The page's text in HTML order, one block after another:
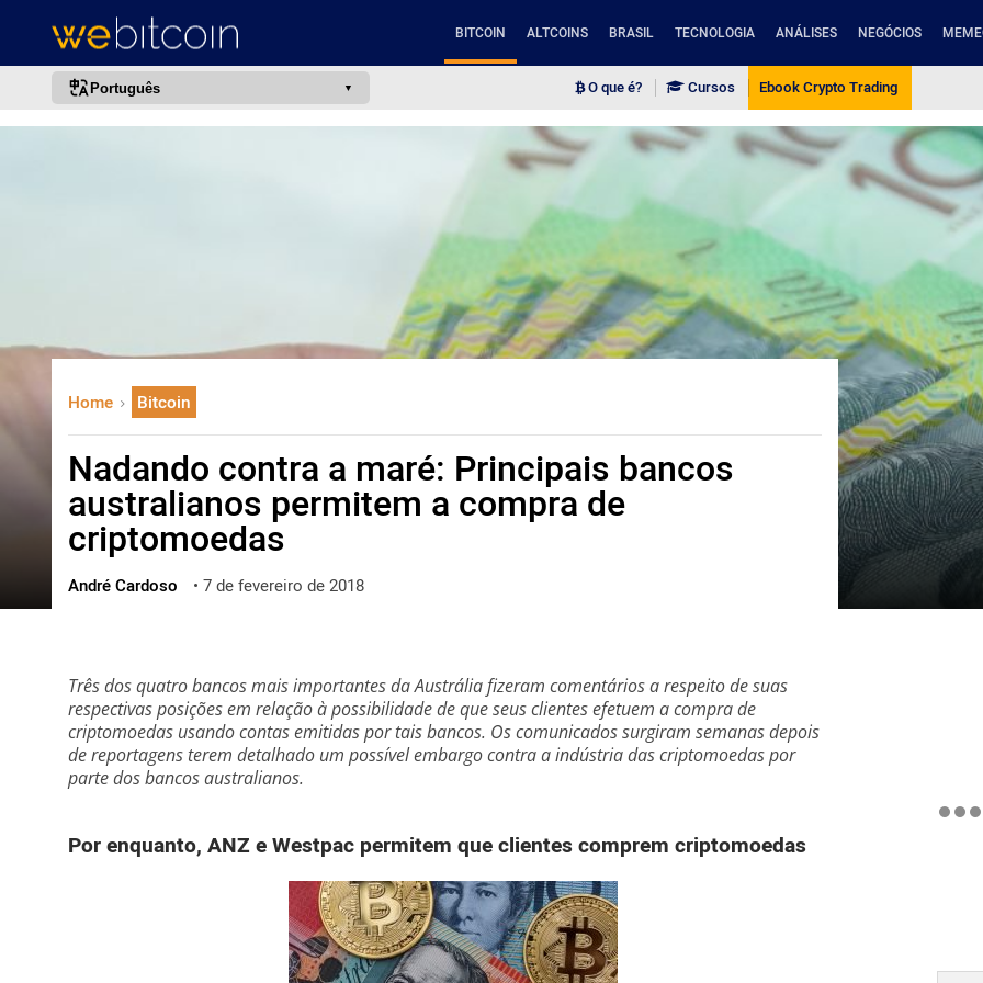
BITCOIN ALTCOINS BRASIL TECNOLOGIA ANÁLISES NEGÓCIOS
Português
русский
한국어
العربية
ไทย
ქართული
O que é? Cursos Ebook Crypto Trading
Home Bitcoin
Nadando contra a maré: Principais bancos
australianos permitem a compra de
criptomoedas
André Cardoso • 7 de fevereiro de 2018
Três dos quatro bancos mais importantes da Austrália fizeram comentários a respeito de suas
respectivas posições em relação à possibilidade de que seus clientes efetuem a compra de
criptomoedas usando contas emitidas por tais bancos. Os comunicados surgiram semanas depois
de reportagens terem detalhado um possível embargo contra a indústria das criptomoedas por
parte dos bancos australianos.
Por enquanto, ANZ e Westpac permitem que clientes comprem criptomoedas